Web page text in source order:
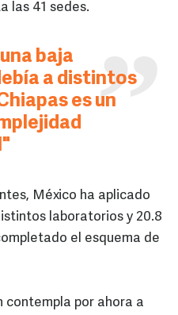
las 41 sedes.
baja
a distintos
es un
México ha aplicado
laboratorios y 20.8
el esquema de
contempla por ahora a